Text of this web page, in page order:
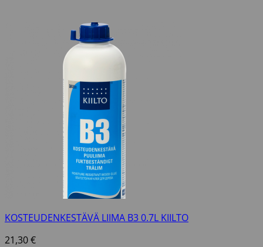
KOSTEUDENKESTÄVÄ LIIMA B3 0.7L KIILTO
21,30€